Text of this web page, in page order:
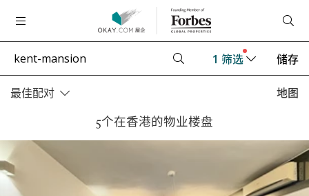
1 筛选 储存
最佳配对 地图
5个在香港的物业楼盘